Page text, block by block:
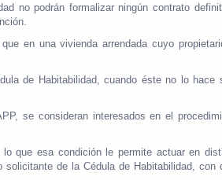
no podrán formalizar ningún contrato
en una vivienda arrendada cuyo
de Habitabilidad, cuando éste no lo hace
se consideran interesados en el
que esa condición le permite actuar en
de la Cédula de Habitabilidad, con